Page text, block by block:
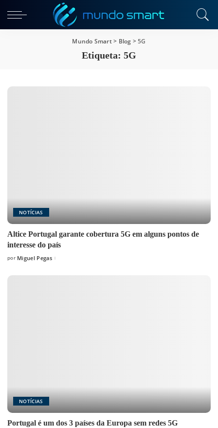
Mundo Smart> Blog >5G
Etiqueta: 5G
NOTÍCIAS
Altice Portugal garante cobertura 5G em alguns pontos de
interesse do país
Posted
por Miguel Pegas
NOTÍCIAS
Portugal é um dos 3 países da Europa sem redes 5G